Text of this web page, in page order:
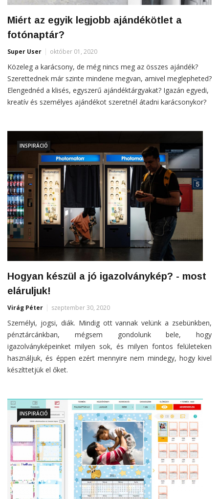
Miért az egyik legjobb ajándékötlet a
fotónaptár?
Super User október 01, 2020
Közeleg a karácsony, de még nincs meg az összes ajándék?
Szerettednek már szinte mindene megvan, amivel meglepheted?
Elengednéd a klisés, egyszerű ajándéktárgyakat? Igazán egyedi,
kreatív és személyes ajándékot szeretnél átadni karácsonykor?
INSPIRÁCIÓ
Hogyan készül a jó igazolványkép? - most
eláruljuk!
Virág Péter szeptember 30, 2020
Személyi, jogsi, diák. Mindig ott vannak velünk a zsebünkben,
pénztárcánkban, mégsem gondolunk bele, hogy
igazolványképeinket milyen sok, és milyen fontos felületeken
használjuk, és éppen ezért mennyire nem mindegy, hogy kivel
készíttetjük el őket.
INSPIRÁCIÓ